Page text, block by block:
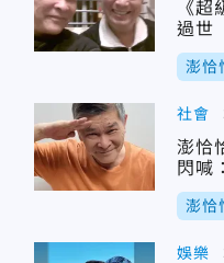
《
過世
澎恰
社會
澎恰
閃喊
澎恰
娛樂